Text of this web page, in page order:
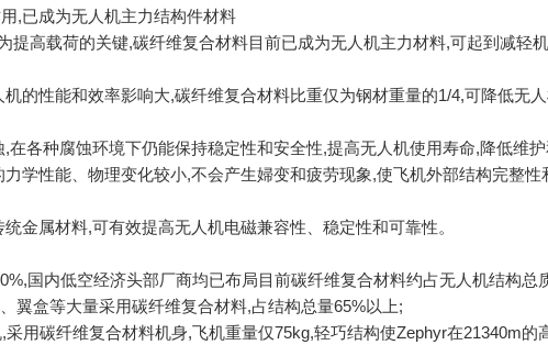
,已成为无人机主力结构件材料
提高载荷的关键,碳纤维复合材料目前已成为无人机主力材料,可起到减轻
的性能和效率影响大,碳纤维复合材料比重仅为钢材重量的1/4,可降低无
在各种腐蚀环境下仍能保持稳定性和安全性,提高无人机使用寿命,降低维
学性能、物理变化较小,不会产生婦变和疲劳现象,使飞机外部结构完整性
金属材料,可有效提高无人机电磁兼容性、稳定性和可靠性。
国内低空经济头部厂商均已布局目前碳纤维复合材料约占无人机结构总
翼盒等大量采用碳纤维复合材料,占结构总量65%以上;
用碳纤维复合材料机身,飞机重量仅75kg,轻巧结构使Zephyr在21340m的